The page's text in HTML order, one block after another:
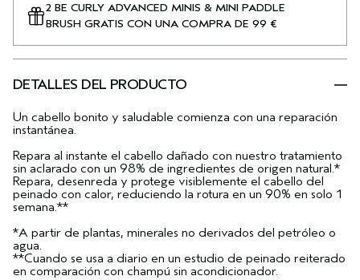
2 BE CURLY ADVANCED MINIS & MINI PADDLE
BRUSH GRATIS CON UNA COMPRA DE 99 €
DETALLES DEL PRODUCTO
Un cabello bonito y saludable comienza con una reparación
instantánea.
Repara al instante el cabello dañado con nuestro tratamiento
sin aclarado con un 98% de ingredientes de origen natural.*
Repara, desenreda y protege visiblemente el cabello del
peinado con calor, reduciendo la rotura en un 90% en solo 1
semana.**
*A partir de plantas, minerales no derivados del petróleo o
agua.
**Cuando se usa a diario en un estudio de peinado reiterado
en comparación con champú sin acondicionador.